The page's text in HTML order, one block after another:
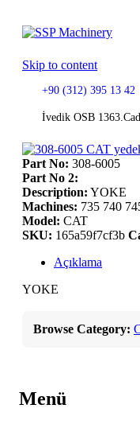
Skip to content
+90 (312) 395 13 42
İvedik OSB
Part No: 308-6005
Part No 2:
Description: YOKE
Machines: 735 740
Model: CAT
SKU: 165a59f7cf3b
Açıklama
YOKE
Browse Category:
Menü